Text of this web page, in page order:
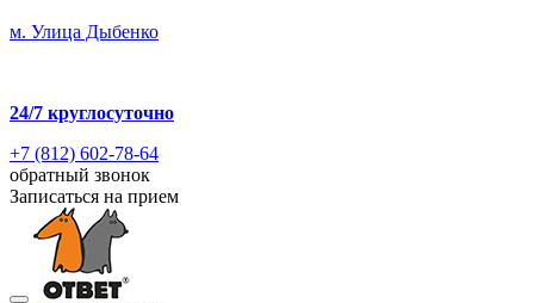
м. Улица Дыбенко
24/7 круглосуточно
+7 (812) 602-78-64
обратный звонок
Записаться на прием